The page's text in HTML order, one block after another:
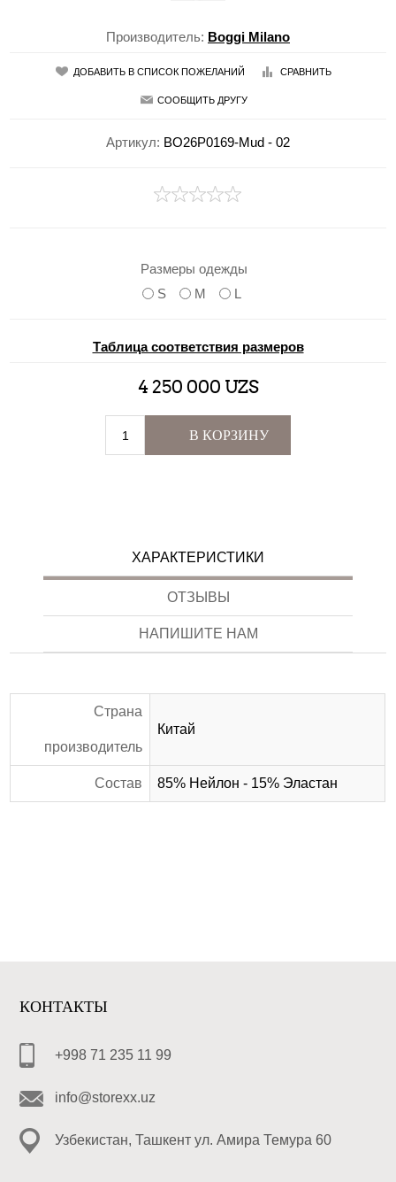
Производитель: Boggi Milano
ДОБАВИТЬ В СПИСОК ПОЖЕЛАНИЙ СРАВНИТЬ
СООБЩИТЬ ДРУГУ
Артикул: BO26P0169-Mud - 02
Размеры одежды
S
M L
Таблица соответствия размеров
4 250 000 UZS
В КОРЗИНУ
ХАРАКТЕРИСТИКИ
ОТЗЫВЫ
НАПИШИТЕ НАМ
Страна
производитель
Китай
Состав 85% Нейлон - 15% Эластан
КОНТАКТЫ
+998 71 235 11 99
info@storexx.uz
Узбекистан, Ташкент ул. Амира Темура 60